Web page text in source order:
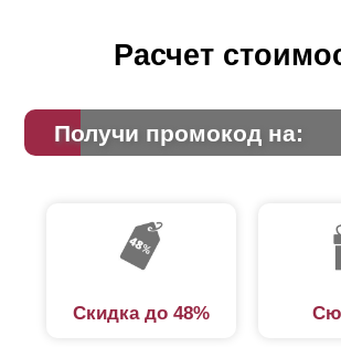
Расчет
Получи промокод на:
Скидка до 48%